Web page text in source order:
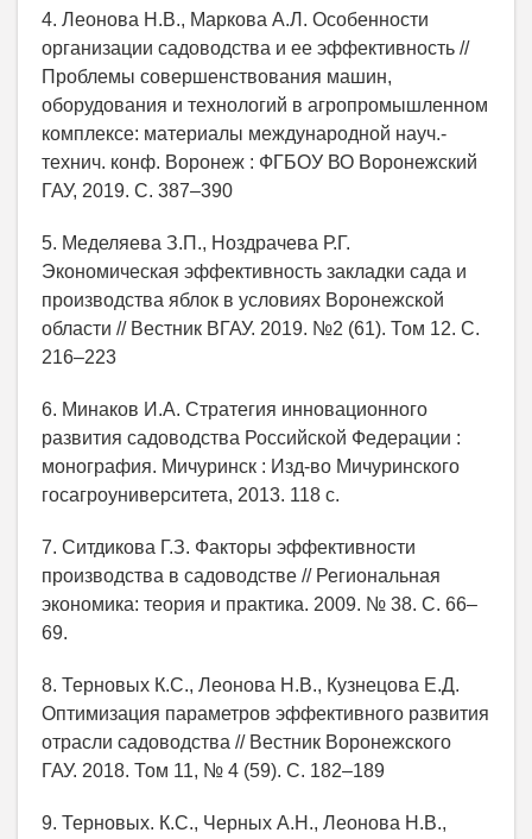
4. Леонова Н.В., Маркова А.Л. Особенности
организации садоводства и ее эффективность //
Проблемы совершенствования машин,
оборудования и технологий в агропромышленном
комплексе: материалы международной науч.-
технич. конф. Воронеж : ФГБОУ ВО Воронежский
ГАУ, 2019. С. 387–390
5. Меделяева З.П., Ноздрачева Р.Г.
Экономическая эффективность закладки сада и
производства яблок в условиях Воронежской
области // Вестник ВГАУ. 2019. №2 (61). Том 12. С.
216–223
6. Минаков И.А. Стратегия инновационного
развития садоводства Российской Федерации :
монография. Мичуринск : Изд-во Мичуринского
госагроуниверситета, 2013. 118 с.
7. Ситдикова Г.З. Факторы эффективности
производства в садоводстве // Региональная
экономика: теория и практика. 2009. № 38. С. 66–
69.
8. Терновых К.С., Леонова Н.В., Кузнецова Е.Д.
Оптимизация параметров эффективного развития
отрасли садоводства // Вестник Воронежского
ГАУ. 2018. Том 11, № 4 (59). С. 182–189
9. Терновых. К.С., Черных А.Н., Леонова Н.В.,